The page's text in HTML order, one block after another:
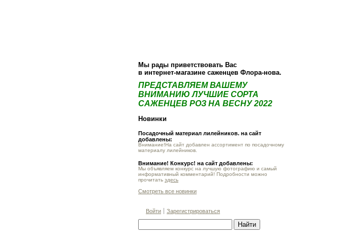
Мы рады приветствовать Вас
в интернет-магазине саженцев Флора-нова.
ПРЕДСТАВЛЯЕМ ВАШЕМУ
ВНИМАНИЮ ЛУЧШИЕ СОРТА
САЖЕНЦЕВ РОЗ НА ВЕСНУ 2022
Новинки
Посадочный материал лилейников. на сайт
добавлены:
Внимание!На сайт добавлен ассортимент по посадочному
материалу лилейников.
Внимание! Конкурс! на сайт добавлены:
Мы объявляем конкурс на лучшую фотографию и самый
информативный комментарий! Подробности можно
прочитать здесь
Смотреть все новинки
Войти Зарегистрироваться